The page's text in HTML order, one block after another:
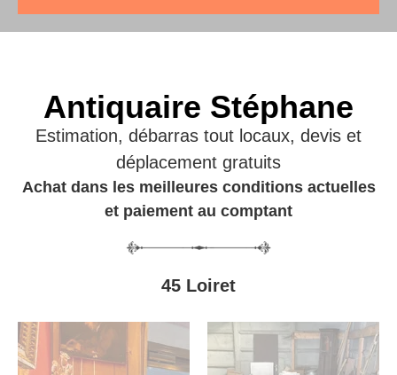
Antiquaire Stéphane
Estimation, débarras tout locaux, devis et
déplacement gratuits
Achat dans les meilleures conditions actuelles
et paiement au comptant
45 Loiret